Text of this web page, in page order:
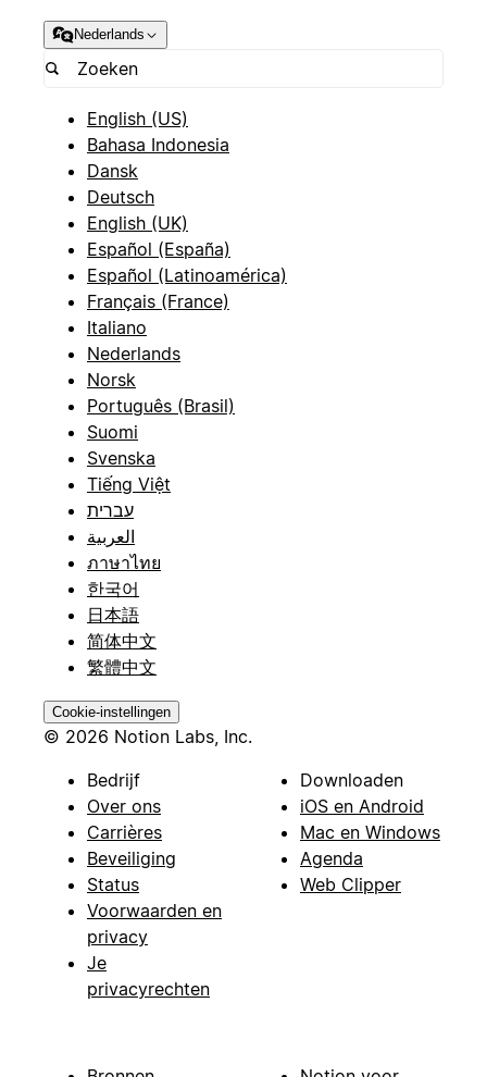
Nederlands
English (US)
Bahasa Indonesia
Dansk
Deutsch
English (UK)
Español (España)
Español (Latinoamérica)
Français (France)
Italiano
Nederlands
Norsk
Português (Brasil)
Suomi
Svenska
Tiếng Việt
עברית
العربية
ภาษาไทย
한국어
日本語
简体中文
繁體中文
Cookie-instellingen
© 2026 Notion Labs, Inc.
Bedrijf
Over ons
Carrières
Beveiliging
Status
Voorwaarden en
privacy
Je
privacyrechten
Downloaden
iOS en Android
Mac en Windows
Agenda
Web Clipper